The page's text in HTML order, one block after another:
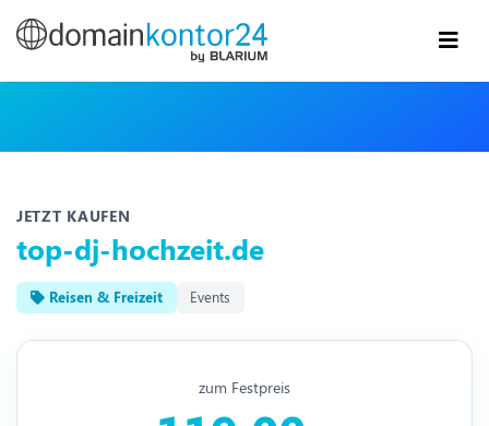
JETZT KAUFEN
top-dj-hochzeit.de
Reisen & Freizeit Events
zum Festpreis